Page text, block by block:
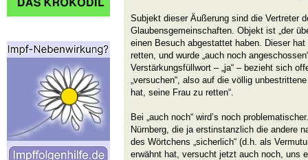
Subjekt dieser Äußerung sind die Vertreter
Glaubensgemeinschaften. Objekt ist „der
einen Besuch abgestattet haben. Dieser hat
retten, und wurde „auch noch
Verstärkungsfüllwort – „ja“ – bezieht sich
„versuchen“, also auf die völlig
hat, seine Frau zu retten“.
Bei „auch noch“ wird’s noch
Nürnberg, die ja erstinstanzlich die andere
des Wörtchens „sicherlich“ (d.h. als
erwähnt hat, versucht jetzt auch noch, uns